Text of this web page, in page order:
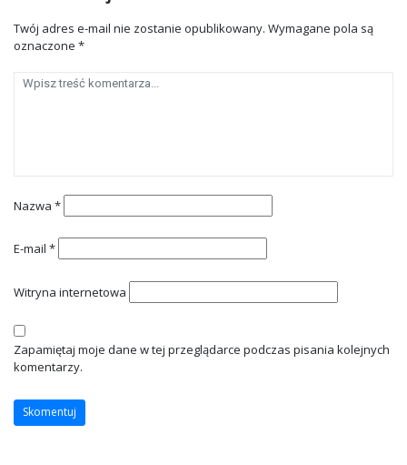
Twój adres e-mail nie zostanie opublikowany. Wymagane pola są
oznaczone *
Nazwa *
E-mail *
Witryna internetowa
Zapamiętaj moje dane w tej przeglądarce podczas pisania kolejnych
komentarzy.